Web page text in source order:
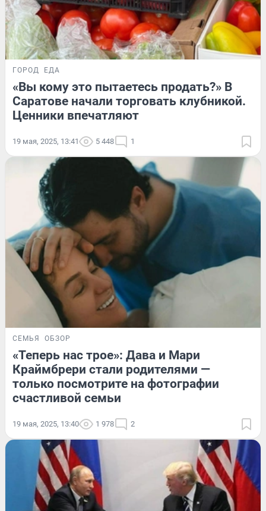
ГОРОД ЕДА
«Вы кому это пытаетесь продать?» В
Саратове начали торговать клубникой.
Ценники впечатляют
19 мая, 2025, 13:41 5 448 1
СЕМЬЯ ОБЗОР
«Теперь нас трое»: Дава и Мари
Краймбрери стали родителями —
только посмотрите на фотографии
счастливой семьи
19 мая, 2025, 13:40 1 978 2